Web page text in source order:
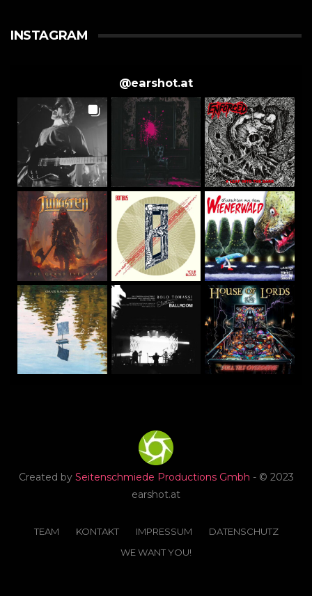
INSTAGRAM
@earshot.at
Created by Seitenschmiede Productions Gmbh - © 2023
earshot.at
TEAM KONTAKT IMPRESSUM
DATENSCHUTZ
WE WANT YOU!